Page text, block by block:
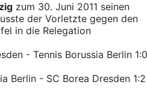
zum 30. Juni 2011 seinen
der Vorletzte gegen den
in die Relegation
- Tennis Borussia Berlin 1:0
Berlin - SC Borea Dresden 1:2